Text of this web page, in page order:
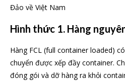
Đảo về Việt Nam
Hình thức 1. Hàng
Hàng FCL (full container loaded)
chuyển được xếp đầy container.
đóng gói và dỡ hàng ra khỏi